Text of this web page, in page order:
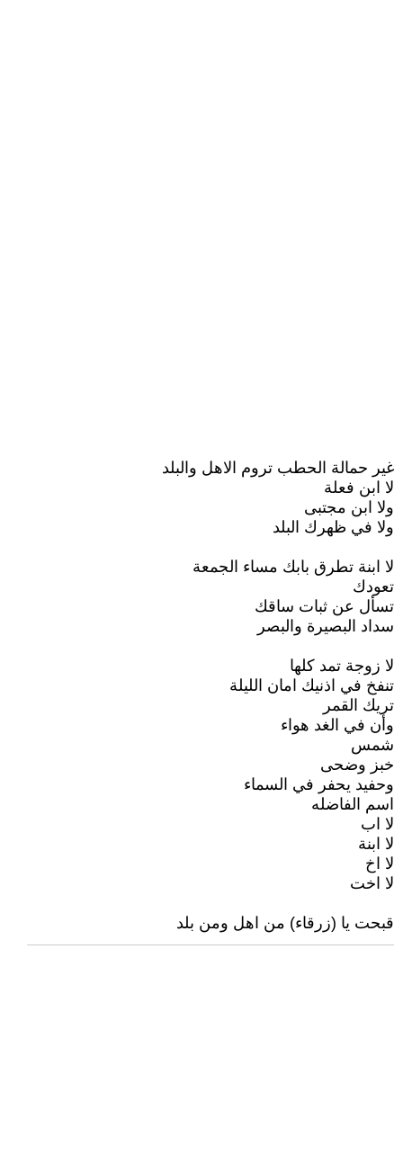
غير حمالة الحطب تروم الاهل والبلد
لا ابن فعلة
ولا ابن مجتبى
ولا في ظهرك البلد
لا ابنة تطرق بابك مساء الجمعة
تعودك
تسأل عن ثبات ساقك
سداد البصيرة والبصر
لا زوجة تمد كلها
تنفخ في اذنيك امان الليلة
تريك القمر
وأن في الغد هواء
شمس
خبز وضحى
وحفيد يحفر في السماء
اسم الفاضله
لا اب
لا ابنة
لا اخ
لا اخت
قبحت يا (زرقاء) من اهل ومن بلد